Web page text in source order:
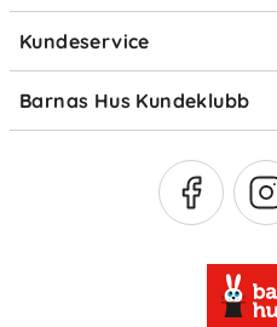
Kundeservice
Om Klarna
Barnas Hus Kundeklubb
Medlemsvilkår